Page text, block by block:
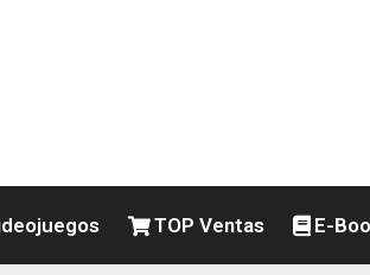
TOP Ventas E-